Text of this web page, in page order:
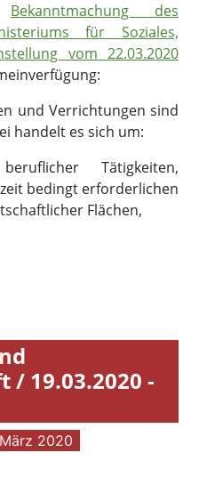
Bekanntmachung des
für Soziales,
vom 22.03.2020
und Verrichtungen sind
handelt es sich um:
Tätigkeiten,
bedingt erforderlichen
Flächen,
19.03.2020 -
2020